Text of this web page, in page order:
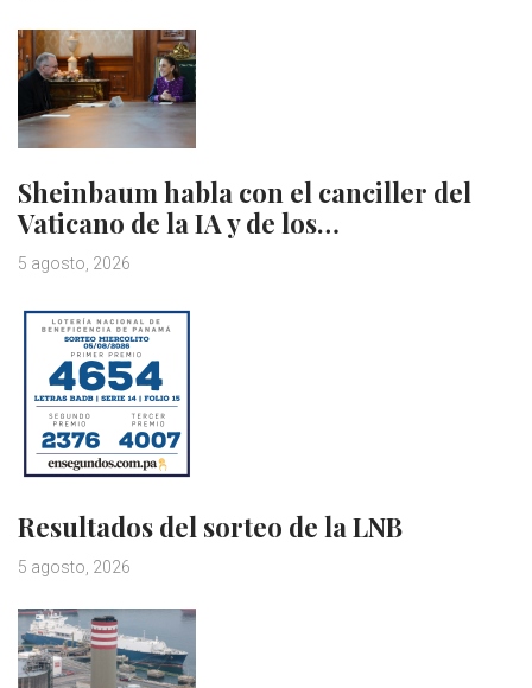
Sheinbaum habla con el canciller del
Vaticano de la IA y de los…
5 agosto, 2026
Resultados del sorteo de la LNB
5 agosto, 2026